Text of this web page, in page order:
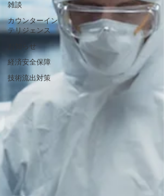
雑談
カウンターイン
テリジェンス
お知らせ
経済安全保障
技術流出対策